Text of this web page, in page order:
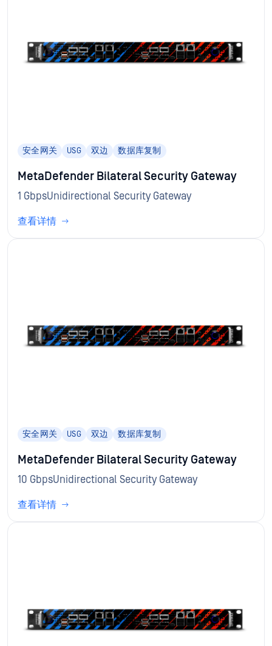
安全网关 USG 双边 数据库复制
MetaDefender Bilateral Security Gateway
1 GbpsUnidirectional Security Gateway
查看详情
安全网关 USG 双边 数据库复制
MetaDefender Bilateral Security Gateway
10 GbpsUnidirectional Security Gateway
查看详情